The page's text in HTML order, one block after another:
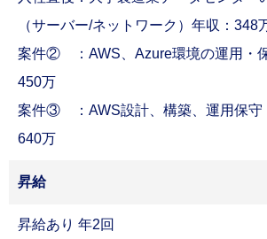
（サーバー/ネットワーク）年収：348
案件② ：AWS、Azure環境の運用・
450万
案件③ ：AWS設計、構築、運用保守
640万
昇給
昇給あり 年2回